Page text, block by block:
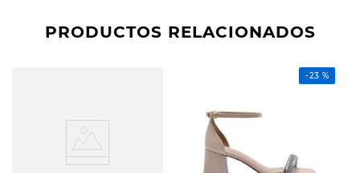
PRODUCTOS RELACIONADOS
-23 %